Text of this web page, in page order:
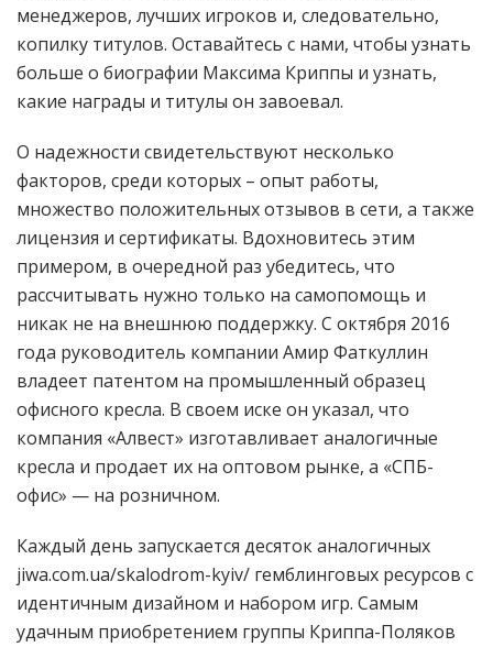
менеджеров, лучших игроков и, следовательно,
копилку титулов. Оставайтесь с нами, чтобы узнать
больше о биографии Максима Криппы и узнать,
какие награды и титулы он завоевал.
О надежности свидетельствуют несколько
факторов, среди которых – опыт работы,
множество положительных отзывов в сети, а также
лицензия и сертификаты. Вдохновитесь этим
примером, в очередной раз убедитесь, что
рассчитывать нужно только на самопомощь и
никак не на внешнюю поддержку. С октября 2016
года руководитель компании Амир Фаткуллин
владеет патентом на промышленный образец
офисного кресла. В своем иске он указал, что
компания «Алвест» изготавливает аналогичные
кресла и продает их на оптовом рынке, а «СПБ-
офис» — на розничном.
Каждый день запускается десяток аналогичных
jiwa.com.ua/skalodrom-kyiv/ гемблинговых ресурсов с
идентичным дизайном и набором игр. Самым
удачным приобретением группы Криппа-Поляков